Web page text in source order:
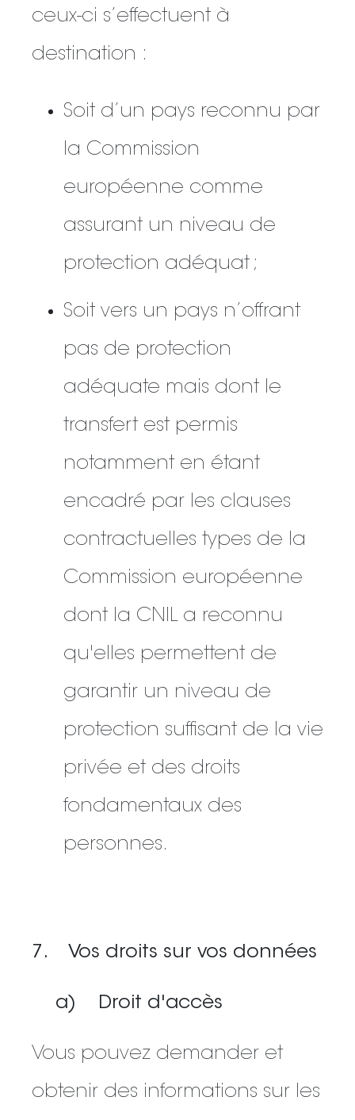
ceux-ci s’effectuent à
destination :
Soit d’un pays reconnu par
la Commission
européenne comme
assurant un niveau de
protection adéquat ;
Soit vers un pays n’offrant
pas de protection
adéquate mais dont le
transfert est permis
notamment en étant
encadré par les clauses
contractuelles types de la
Commission européenne
dont la CNIL a reconnu
qu'elles permettent de
garantir un niveau de
protection suffisant de la vie
privée et des droits
fondamentaux des
personnes.
7. Vos droits sur vos données
a) Droit d'accès
Vous pouvez demander et
obtenir des informations sur les